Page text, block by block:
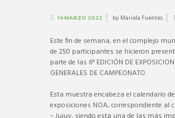
14 MARZO 2022 byMariela Fuentes
Este fin de semana, en el complejo
de 250 participantes se hicieron
parte de las 6° EDICIÓN DE
GENERALES DE CAMPEONATO.
Esta muestra encabeza el calendario de
exposiciones NOA, correspondiente al